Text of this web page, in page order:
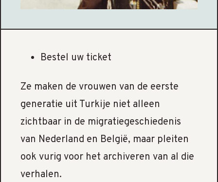
Bestel uw ticket
Ze maken de vrouwen van de eerste
generatie uit Turkije niet alleen
zichtbaar in de migratiegeschiedenis
van Nederland en België, maar pleiten
ook vurig voor het archiveren van al die
verhalen.